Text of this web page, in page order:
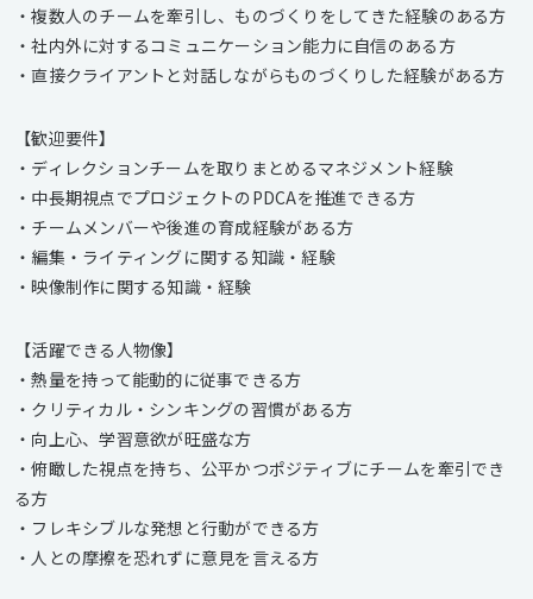
・複数人のチームを牽引し、ものづくりをしてきた経験のある方
・社内外に対するコミュニケーション能力に自信のある方
・直接クライアントと対話しながらものづくりした経験がある方
【歓迎要件】
・ディレクションチームを取りまとめるマネジメント経験
・中長期視点でプロジェクトのPDCAを推進できる方
・チームメンバーや後進の育成経験がある方
・編集・ライティングに関する知識・経験
・映像制作に関する知識・経験
【活躍できる人物像】
・熱量を持って能動的に従事できる方
・クリティカル・シンキングの習慣がある方
・向上心、学習意欲が旺盛な方
・俯瞰した視点を持ち、公平かつポジティブにチームを牽引でき
る方
・フレキシブルな発想と行動ができる方
・人との摩擦を恐れずに意見を言える方